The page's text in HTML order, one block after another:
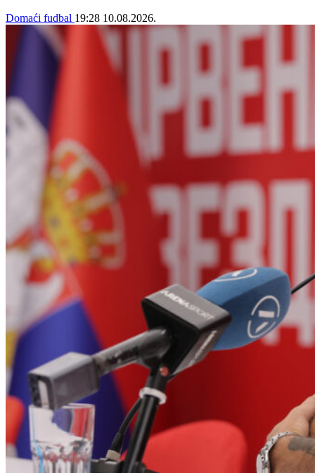
Domaći fudbal 19:28 10.08.2026.